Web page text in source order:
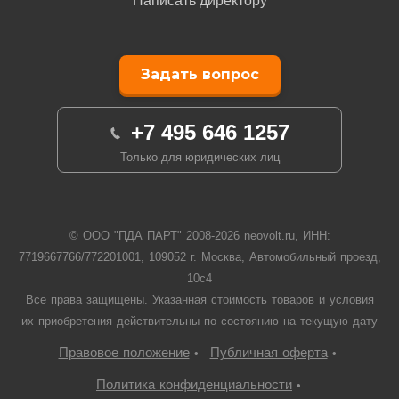
Задать вопрос
+7 495 646 1257
Только для юридических лиц
© ООО "ПДА ПАРТ" 2008-2026neovolt.ru, ИНН:
7719667766/772201001, 109052 г. Москва, Автомобильный проезд,
10с4
Все права защищены. Указанная стоимость товаров и условия
их приобретения действительны по состоянию на текущую дату
Правовое положение• Публичная оферта•
Политика конфиденциальности •